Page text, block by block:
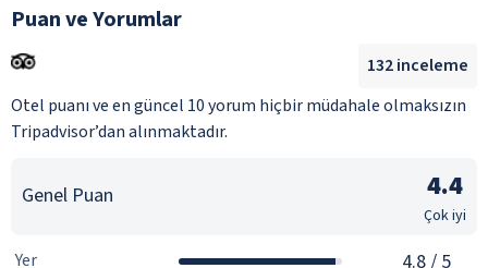
Puan ve Yorumlar
Otel puanı ve en güncel 10 yorum hiçbir müdahale olmaksızın
Tripadvisor’dan alınmaktadır.
132inceleme
Genel Puan 4.4
Çok iyi
Yer 4.8/ 5